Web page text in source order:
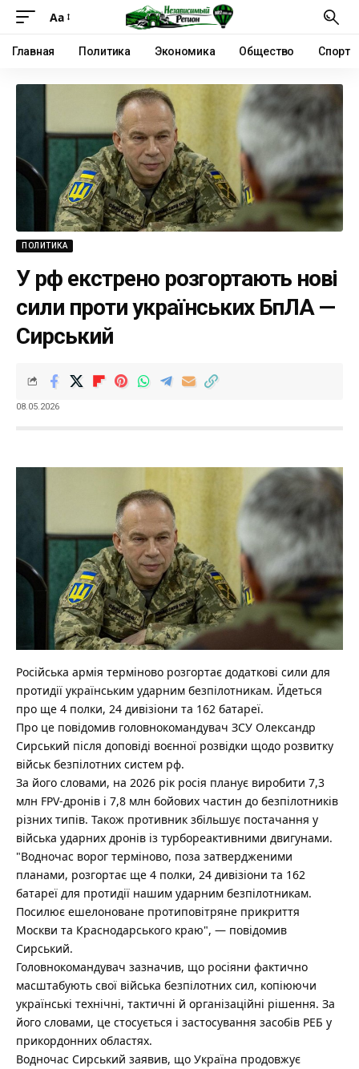
Аа
Главная Политика Экономика Общество Спорт
ПОЛИТИКА
У рф екстрено розгортають нові
сили проти українських БпЛА —
Сирський
08.05.2026
Російська армія терміново розгортає додаткові сили для
протидії українським ударним безпілотникам. Йдеться
про ще 4 полки, 24 дивізіони та 162 батареї.
Про це повідомив головнокомандувач ЗСУ Олександр
Сирський після доповіді воєнної розвідки щодо розвитку
військ безпілотних систем рф.
За його словами, на 2026 рік росія планує виробити 7,3
млн FPV-дронів і 7,8 млн бойових частин до безпілотників
різних типів. Також противник збільшує постачання у
війська ударних дронів із турбореактивними двигунами.
"Водночас ворог терміново, поза затвердженими
планами, розгортає ще 4 полки, 24 дивізіони та 162
батареї для протидії нашим ударним безпілотникам.
Посилює ешелоноване протиповітряне прикриття
Москви та Краснодарського краю", — повідомив
Сирський.
Головнокомандувач зазначив, що росіяни фактично
масштабують свої війська безпілотних сил, копіюючи
українські технічні, тактичні й організаційні рішення. За
його словами, це стосується і застосування засобів РЕБ у
прикордонних областях.
Водночас Сирський заявив, що Україна продовжує